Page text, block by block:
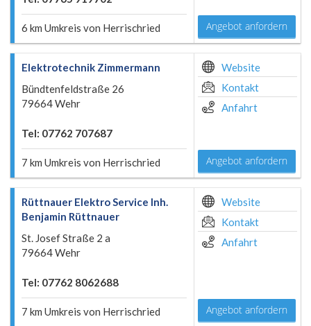
6 km Umkreis von Herrischried Angebot anfordern
Elektrotechnik Zimmermann
Bündtenfeldstraße 26
79664 Wehr
Tel: 07762 707687
7 km Umkreis von Herrischried
Website
Kontakt
Anfahrt
Angebot anfordern
Rüttnauer Elektro Service Inh.
Benjamin Rüttnauer
St. Josef Straße 2 a
79664 Wehr
Tel: 07762 8062688
7 km Umkreis von Herrischried
Website
Kontakt
Anfahrt
Angebot anfordern